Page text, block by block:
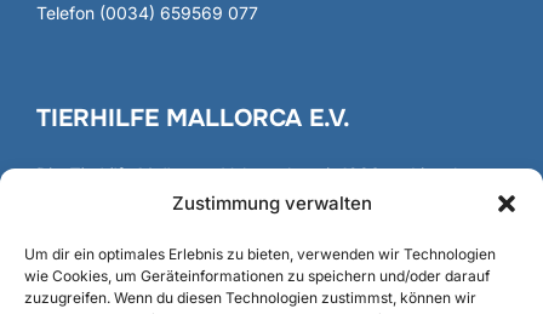
Zustimmung verwalten
Um dir ein optimales Erlebnis zu bieten, verwenden wir Technologien
wie Cookies, um Geräteinformationen zu speichern und/oder darauf
zuzugreifen. Wenn du diesen Technologien zustimmst, können wir
Telefon (0034) 659569 077
TIERHILFE MALLORCA E.V.
DieTierhilfe Mallorcae.V. besteht seit 1986 und ist als
gemeinnütziger Verein registriert und anerkannt.
Gründung/Fundación